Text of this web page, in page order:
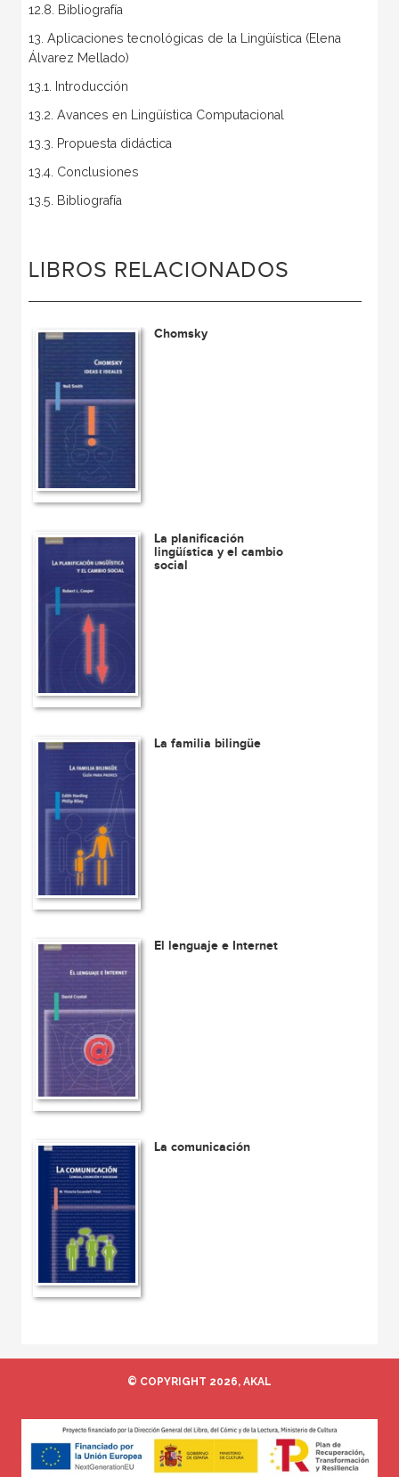
12.8. Bibliografía
13. Aplicaciones tecnológicas de la Lingüística (Elena
Álvarez Mellado)
13.1. Introducción
13.2. Avances en Lingüística Computacional
13.3. Propuesta didáctica
13.4. Conclusiones
13.5. Bibliografía
LIBROS RELACIONADOS
Chomsky
La planificación
lingüística y el cambio
social
La familia bilingüe
El lenguaje e Internet
La comunicación
© COPYRIGHT 2026, AKAL